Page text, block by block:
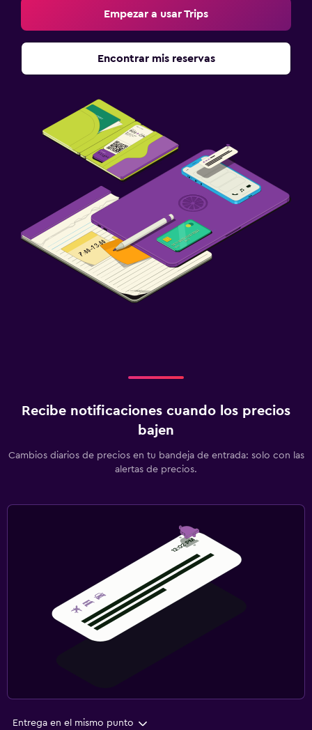
Empezar a usar Trips
Encontrar mis reservas
Recibe notificaciones cuando los precios
bajen
Cambios diarios de precios en tu bandeja de entrada: solo con las
alertas de precios.
Entrega en el mismo punto